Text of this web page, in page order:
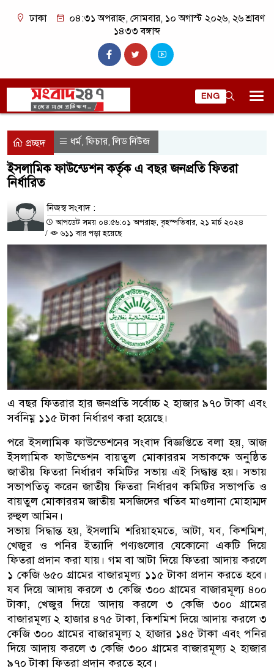
ঢাকা
০৪:৩১ অপরাহ্ন, সোমবার, ১০ অগাস্ট ২০২৬, ২৬ শ্রাবণ
১৪৩৩ বঙ্গাব্দ
ENG
প্রচ্ছদ ধর্ম,ফিচার,লিড নিউজ
ইসলামিক ফাউন্ডেশন কর্তৃক এ বছর জনপ্রতি ফিতরা
নির্ধারিত
নিজস্ব সংবাদ :
আপডেট সময় ০৪:৫৬:০১ অপরাহ্ন, বৃহস্পতিবার, ২১ মার্চ ২০২৪
/
৬১১ বার পড়া হয়েছে
এ বছর ফিতরার হার জনপ্রতি সর্বোচ্চ ২ হাজার ৯৭০ টাকা এবং
সর্বনিম্ন ১১৫ টাকা নির্ধারণ করা হয়েছে।
পরে ইসলামিক ফাউন্ডেশনের সংবাদ বিজ্ঞপ্তিতে বলা হয়, আজ
ইসলামিক ফাউন্ডেশন বায়তুল মোকাররম সভাকক্ষে অনুষ্ঠিত
জাতীয় ফিতরা নির্ধারণ কমিটির সভায় এই সিদ্ধান্ত হয়। সভায়
সভাপতিত্ব করেন জাতীয় ফিতরা নির্ধারণ কমিটির সভাপতি ও
বায়তুল মোকাররম জাতীয় মসজিদের খতিব মাওলানা মোহাম্মদ
রুহুল আমিন।
সভায় সিদ্ধান্ত হয়, ইসলামি শরিয়াহমতে, আটা, যব, কিশমিশ,
খেজুর ও পনির ইত্যাদি পণ্যগুলোর যেকোনো একটি দিয়ে
ফিতরা প্রদান করা যায়। গম বা আটা দিয়ে ফিতরা আদায় করলে
১ কেজি ৬৫০ গ্রামের বাজারমূল্য ১১৫ টাকা প্রদান করতে হবে।
যব দিয়ে আদায় করলে ৩ কেজি ৩০০ গ্রামের বাজারমূল্য ৪০০
টাকা, খেজুর দিয়ে আদায় করলে ৩ কেজি ৩০০ গ্রামের
বাজারমূল্য ২ হাজার ৪৭৫ টাকা, কিশমিশ দিয়ে আদায় করলে ৩
কেজি ৩০০ গ্রামের বাজারমূল্য ২ হাজার ১৪৫ টাকা এবং পনির
দিয়ে আদায় করলে ৩ কেজি ৩০০ গ্রামের বাজারমূল্য ২ হাজার
৯৭০ টাকা ফিতরা প্রদান করতে হবে।